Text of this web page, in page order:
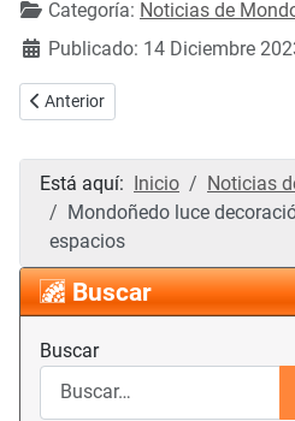
Categoría: Noticias de
Publicado: 14 Diciembre
Artículo anterior: Abiertas las
Anterior
Está aquí: Inicio
Noticias
Mondoñedo luce
espacios
Buscar
Buscar